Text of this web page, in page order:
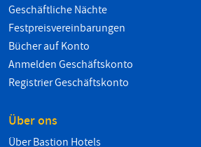
Geschäftliche Nächte
Festpreisvereinbarungen
Bücher auf Konto
Anmelden Geschäftskonto
Registrier Geschäftskonto
Über ons
Über Bastion Hotels